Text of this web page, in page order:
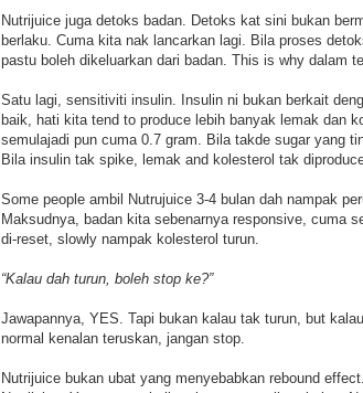
Nutrijuice juga detoks badan. Detoks kat sini bukan
berlaku. Cuma kita nak lancarkan lagi. Bila proses
pastu boleh dikeluarkan dari badan. This is why dalam
Satu lagi, sensitiviti insulin. Insulin ni bukan berkait
baik, hati kita tend to produce lebih banyak lemak dan
semulajadi pun cuma 0.7 gram. Bila takde sugar yang
Bila insulin tak spike, lemak and kolesterol tak
Some people ambil Nutrujuice 3-4 bulan dah nampak
Maksudnya, badan kita sebenarnya responsive, cuma
di-reset, slowly nampak kolesterol turun.
“Kalau dah turun, boleh stop ke?”
Jawapannya, YES. Tapi bukan kalau tak turun, but
normal kenalan teruskan, jangan stop.
Nutrijuice bukan ubat yang menyebabkan rebound